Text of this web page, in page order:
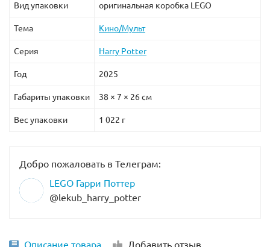
Вид упаковки оригинальная коробка LEGO
Тема Кино/Мульт
Серия Harry Potter
Год 2025
Габариты упаковки 38 × 7 × 26 см
Вес упаковки 1 022 г
Добро пожаловать в Телеграм:
LEGO Гарри Поттер
@lekub_harry_potter
Описание товара Добавить отзыв